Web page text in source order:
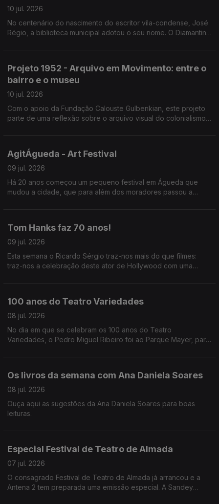
10 jul. 2026
No centenário do nascimento do escritor vila-condense, José
Régio, a biblioteca municipal adotou o seu nome. O Diamantino
Projeto 1952 - Arquivo em Movimento: entre o
bairro e o museu
10 jul. 2026
Com o apoio da Fundação Calouste Gulbenkian, este projeto
parte de uma reflexão sobre o arquivo visual do colonialismo
AgitÁgueda - Art Festival
09 jul. 2026
Há 20 anos começou um pequeno festival em Águeda que
mudou a cidade, que para além dos moradores passou a
Tom Hanks faz 70 anos!
09 jul. 2026
Esta semana o Ricardo Sérgio traz-nos mais do que filmes:
traz-nos a celebração deste ator de Hollywood com uma
100 anos do Teatro Variedades
08 jul. 2026
No dia em que se celebram os 100 anos do Teatro
Variedades, o Pedro Miguel Ribeiro foi ao Parque Mayer, para
Os livros da semana com Ana Daniela Soares
08 jul. 2026
Ouça aqui as sugestões da Ana Daniela Soares para boas
leituras.
Especial Festival de Teatro de Almada
07 jul. 2026
O consagrado Festival de Teatro de Almada já arrancou e a
Antena 2 tem preparada uma emissão especial. A Sandey